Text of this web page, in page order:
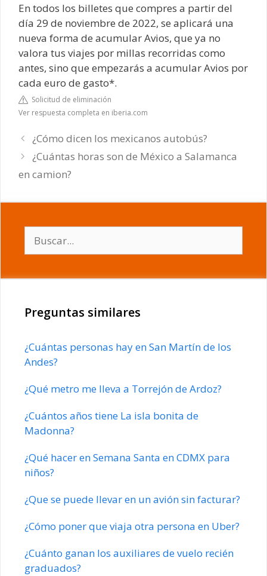
En todos los billetes que compres a partir del
día 29 de noviembre de 2022, se aplicará una
nueva forma de acumular Avios, que ya no
valora tus viajes por millas recorridas como
antes, sino que empezarás a acumular Avios por
cada euro de gasto*.
Solicitud de eliminación
Ver respuesta completa en iberia.com
¿Cómo dicen los mexicanos autobús?
¿Cuántas horas son de México a Salamanca
en camion?
Preguntas similares
¿Cuántas personas hay en San Martín de los
Andes?
¿Qué metro me lleva a Torrejón de Ardoz?
¿Cuántos años tiene La isla bonita de
Madonna?
¿Qué hacer en Semana Santa en CDMX para
niños?
¿Que se puede llevar en un avión sin facturar?
¿Cómo poner que viaja otra persona en Uber?
¿Cuánto ganan los auxiliares de vuelo recién
graduados?